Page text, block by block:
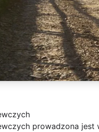
prowadzona